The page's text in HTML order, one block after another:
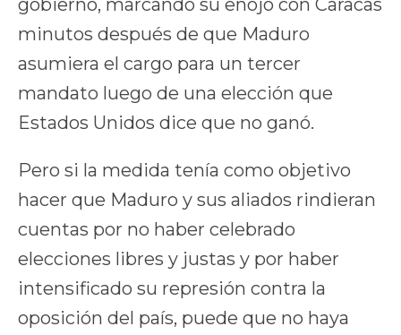
minutos después de que Maduro
asumiera el cargo para un tercer
mandato luego de una elección que
Estados Unidos dice que no ganó.
Pero si la medida tenía como objetivo
hacer que Maduro y sus aliados rindieran
cuentas por no haber celebrado
elecciones libres y justas y por haber
intensificado su represión contra la
oposición del país, puede que no haya